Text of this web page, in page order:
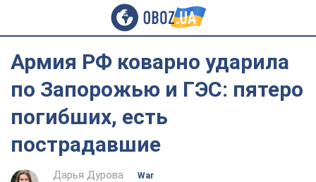
Армия РФ коварно ударила
по Запорожью и ГЭС: пятеро
погибших, есть
пострадавшие
Дарья Дурова
War